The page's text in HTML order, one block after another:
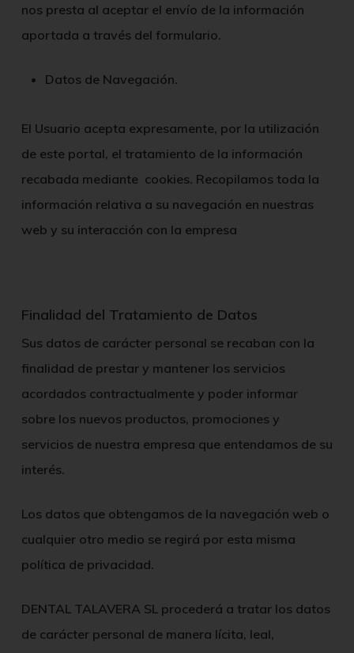
nos presta al aceptar el envío de la información
aportada a través del formulario.
Datos de Navegación.
El Usuario acepta expresamente, por la utilización
de este portal, el tratamiento de la información
recabada mediante cookies. Recopilamos toda la
información relativa a su navegación en nuestras
web y su interacción con la empresa
Finalidad del Tratamiento de Datos
Sus datos de carácter personal se recaban con la
finalidad de prestar y mantener los servicios
acordados contractualmente y poder informar
sobre los nuevos productos, promociones y
servicios de nuestra empresa que entendamos de su
interés.
Los datos que obtengamos de la navegación web o
cualquier otro medio se regirá por esta misma
política de privacidad.
DENTAL TALAVERA SLprocederá a tratar los datos
de carácter personal de manera lícita, leal,